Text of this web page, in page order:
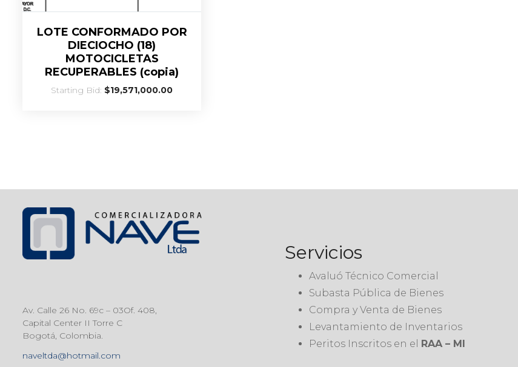
LOTE CONFORMADO POR
DIECIOCHO (18)
MOTOCICLETAS
RECUPERABLES (copia)
Starting Bid: $19,571,000.00
Av. Calle 26 No. 69c – 03Of. 408,
Capital Center II Torre C
Bogotá, Colombia.
naveltda@hotmail.com
Servicios
Avaluó Técnico Comercial
Subasta Pública de Bienes
Compra y Venta de Bienes
Levantamiento de Inventarios
Peritos Inscritos en el RAA – MI